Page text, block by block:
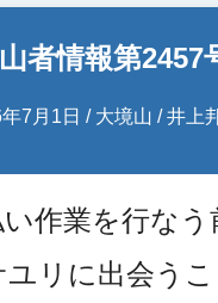
者情報第2457
7月1日 / 大境山 / 井上
作業を行なう
ユリに出会う